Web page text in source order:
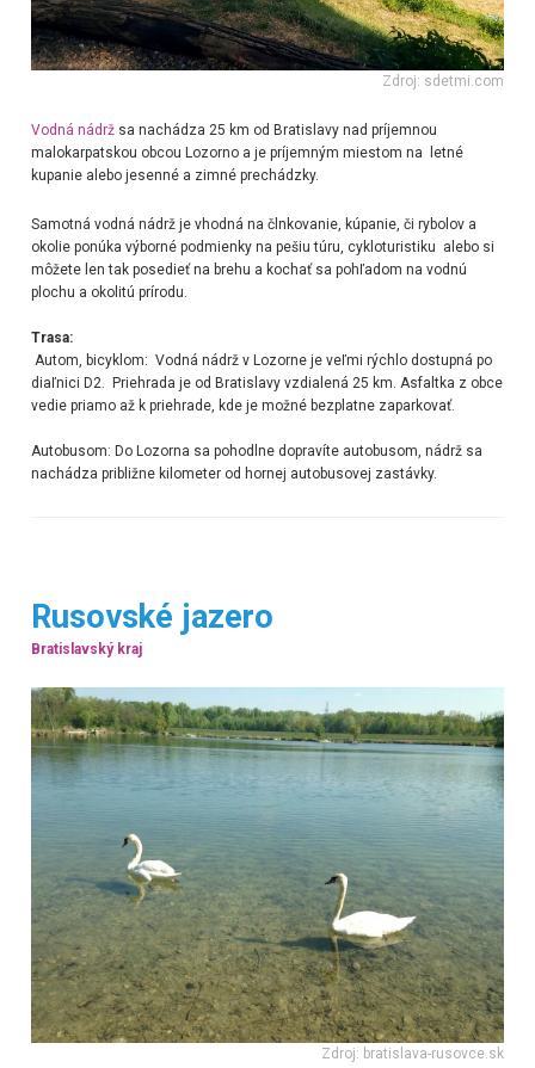
Zdroj: sdetmi.com
Vodná nádržsa nachádza 25 km od Bratislavy nad príjemnou
malokarpatskou obcou Lozorno a je príjemným miestom na letné
kupanie alebo jesenné a zimné prechádzky.
Samotná vodná nádrž je vhodná na člnkovanie, kúpanie, či rybolov a
okolie ponúka výborné podmienky na pešiu túru, cykloturistiku alebo si
môžete len tak posedieť na brehu a kochať sa pohľadom na vodnú
plochu a okolitú prírodu.
Trasa:
Autom, bicyklom: Vodná nádrž v Lozorne je veľmi rýchlo dostupná po
diaľnici D2. Priehrada je od Bratislavy vzdialená 25 km. Asfaltka z obce
vedie priamo až k priehrade, kde je možné bezplatne zaparkovať.
Autobusom: Do Lozorna sa pohodlne dopravíte autobusom, nádrž sa
nachádza približne kilometer od hornej autobusovej zastávky.
Rusovské jazero
Bratislavský kraj
Zdroj: bratislava-rusovce.sk